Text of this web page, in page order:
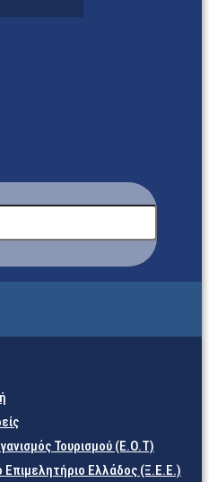
Τουρισμού (Ε.Ο.Τ)
Επιμελητήριο Ελλάδος (Ξ.Ε.Ε.)